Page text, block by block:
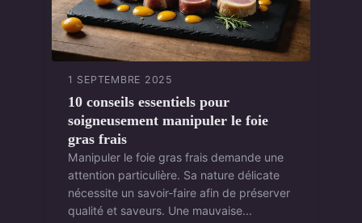
1 SEPTEMBRE 2025
10 conseils essentiels pour
soigneusement manipuler le foie
gras frais
Manipuler le foie gras frais demande une
attention particulière. Sa nature délicate
nécessite un savoir-faire afin de préserver
qualité et saveurs. Une mauvaise...